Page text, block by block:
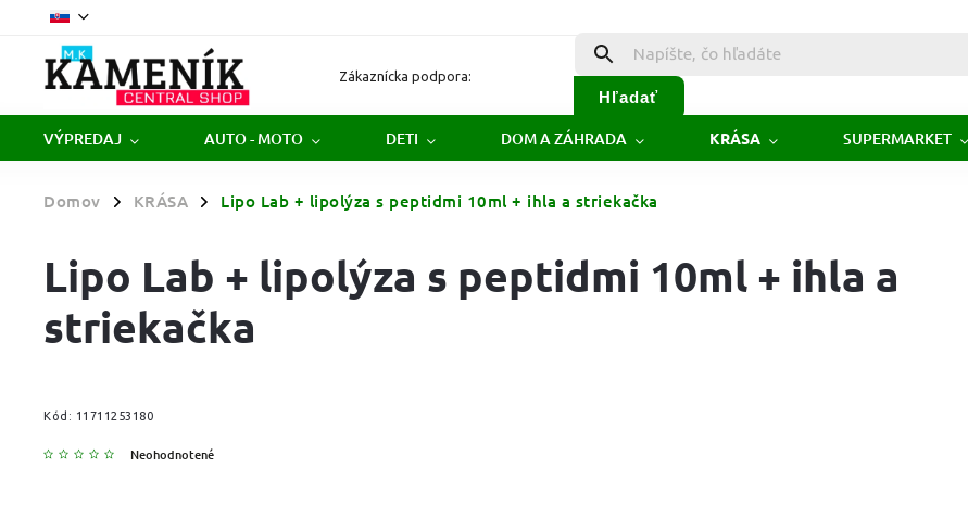
Zákaznícka podpora:
Hľadať
VÝPREDAJ AUTO - MOTO DETI DOM A ZÁHRADA KRÁSA SUPERMARKET
Domov / KRÁSA / Lipo Lab + lipolýza s peptidmi 10ml + ihla a striekačka
Lipo Lab + lipolýza s peptidmi 10ml + ihla a
striekačka
Kód: 11711253180
Neohodnotené